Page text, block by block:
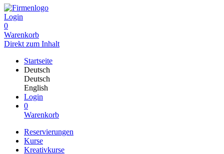
Login
0
Warenkorb
Direkt zum Inhalt
Startseite
Deutsch
Deutsch
English
Login
0
Warenkorb
Reservierungen
Kurse
Kreativkurse